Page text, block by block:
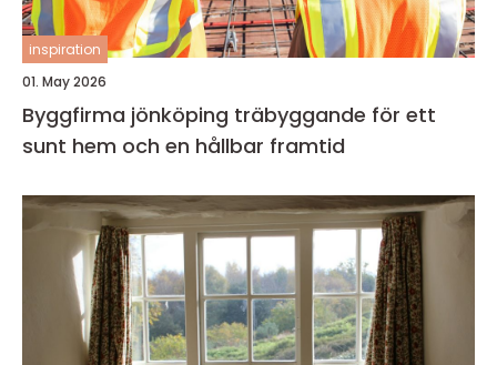
inspiration
01. May 2026
Byggfirma jönköping träbyggande för ett
sunt hem och en hållbar framtid